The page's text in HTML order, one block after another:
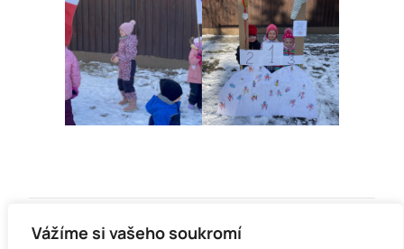
Vážíme si vašeho soukromí